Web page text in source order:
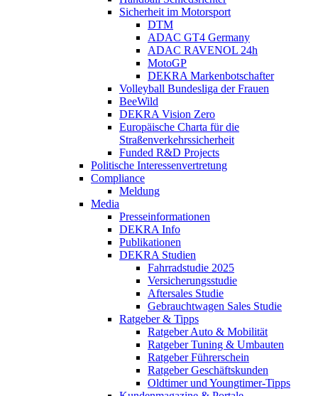
Sicherheit im Motorsport
DTM
ADAC GT4 Germany
ADAC RAVENOL 24h
MotoGP
DEKRA Markenbotschafter
Volleyball Bundesliga der Frauen
BeeWild
DEKRA Vision Zero
Europäische Charta für die
Straßenverkehrssicherheit
Funded R&D Projects
Politische Interessenvertretung
Compliance
Meldung
Media
Presseinformationen
DEKRA Info
Publikationen
DEKRA Studien
Fahrradstudie 2025
Versicherungsstudie
Aftersales Studie
Gebrauchtwagen Sales Studie
Ratgeber & Tipps
Ratgeber Auto & Mobilität
Ratgeber Tuning & Umbauten
Ratgeber Führerschein
Ratgeber Geschäftskunden
Oldtimer und Youngtimer-Tipps